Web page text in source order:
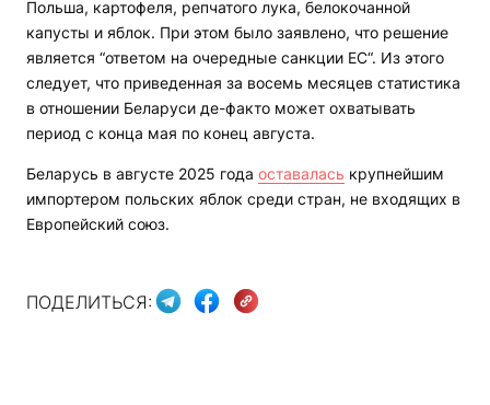
Польша, картофеля, репчатого лука, белокочанной
капусты и яблок. При этом было заявлено, что решение
является “ответом на очередные санкции ЕС“. Из этого
следует, что приведенная за восемь месяцев статистика
в отношении Беларуси де-факто может охватывать
период с конца мая по конец августа.
Беларусь в августе 2025 года оставалась крупнейшим
импортером польских яблок среди стран, не входящих в
Европейский союз.
ПОДЕЛИТЬСЯ: